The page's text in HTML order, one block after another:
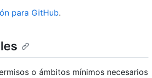
para GitHub.
o ámbitos mínimos necesarios